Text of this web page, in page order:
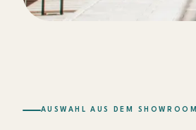
AUSWAHL AUS DEM SHOWROOM